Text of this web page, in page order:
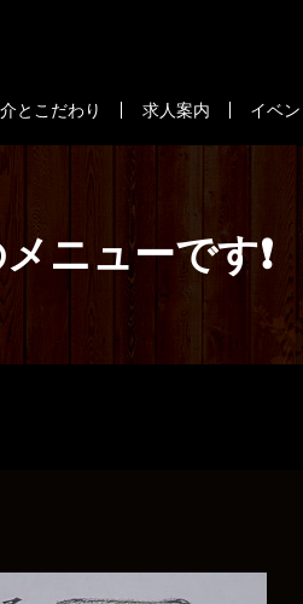
とこだわり 求人案内 イベ
ニューです❗